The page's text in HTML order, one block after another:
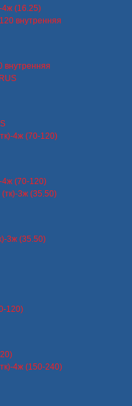
4ж (16.25)
внутренняя
4ж (70-120)
3ж (35.50)